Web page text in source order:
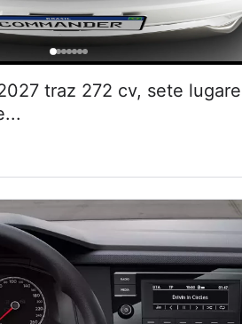
traz 272 cv, sete